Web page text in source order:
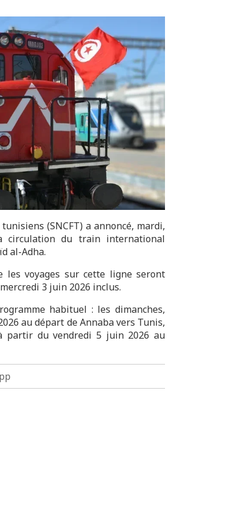
(SNCFT) a annoncé, mardi,
circulation du train international
al-Adha.
les voyages sur cette ligne seront
3 juin 2026 inclus.
habituel : les dimanches,
au départ de Annaba vers Tunis,
partir du vendredi 5 juin 2026 au